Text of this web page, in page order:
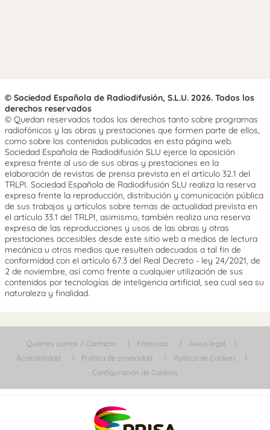
© Sociedad Española de Radiodifusión, S.L.U. 2026. Todos los
derechos reservados
© Quedan reservados todos los derechos tanto sobre programas
radiofónicos y las obras y prestaciones que formen parte de ellos,
como sobre los contenidos publicados en esta página web.
Sociedad Española de Radiodifusión SLU ejerce la oposición
expresa frente al uso de sus obras y prestaciones en la
elaboración de revistas de prensa prevista en el artículo 32.1 del
TRLPI. Sociedad Española de Radiodifusión SLU realiza la reserva
expresa frente la reproducción, distribución y comunicación pública
de sus trabajos y artículos sobre temas de actualidad prevista en
el artículo 33.1 del TRLPI, asimismo, también realiza una reserva
expresa de las reproducciones y usos de las obras y otras
prestaciones accesibles desde este sitio web a medios de lectura
mecánica u otros medios que resulten adecuados a tal fin de
conformidad con el artículo 67.3 del Real Decreto - ley 24/2021, de
2 de noviembre, así como frente a cualquier utilización de sus
contenidos por tecnologías de inteligencia artificial, sea cual sea su
naturaleza y finalidad.
Quiénes somos / Contacta Emisoras
Aviso legal
Accesibilidad
Política de privacidad
Política de Cookies
Configuración de Cookies